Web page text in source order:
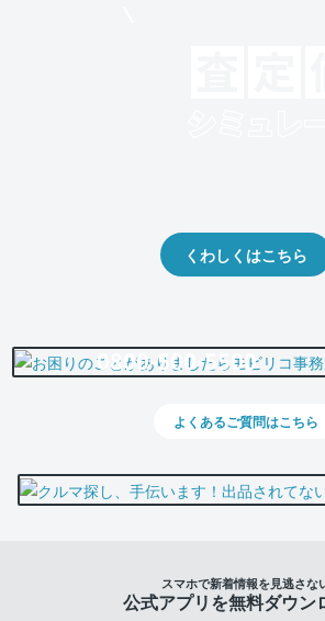
くわしくはこちら
0800-500-5500
よくあるご質問はこちら
スマホで新着情報を見逃さな
公式アプリを無料ダウン